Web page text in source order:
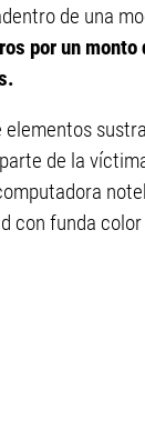
de una
por un monto
elementos
de la
con funda